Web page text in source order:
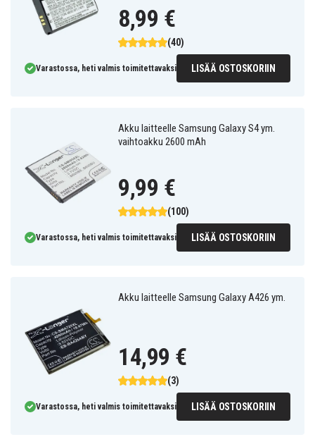
(40)
8,99 €
Varastossa, heti valmis toimitettavaksi LISÄÄ OSTOSKORIIN
Akku laitteelle Samsung Galaxy S4 ym.
vaihtoakku 2600 mAh
(100)
9,99 €
Varastossa, heti valmis toimitettavaksi LISÄÄ OSTOSKORIIN
Akku laitteelle Samsung Galaxy A426 ym.
(3)
14,99 €
Varastossa, heti valmis toimitettavaksi LISÄÄ OSTOSKORIIN